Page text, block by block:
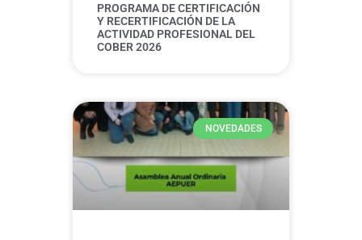
PROGRAMA DE CERTIFICACIÓN
Y RECERTIFICACIÓN DE LA
ACTIVIDAD PROFESIONAL DEL
COBER 2026
NOVEDADES